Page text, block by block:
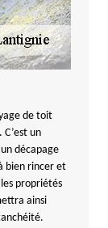
de toit
un
décapage
bien rincer et
propriétés
ainsi